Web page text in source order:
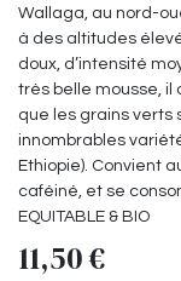
Wallaga, au nord-
à des altitudes
doux, d’intensité
très belle mousse, il
que les grains verts
innombrables
Ethiopie). Convient
caféiné, et se
EQUITABLE & BIO
11,50€